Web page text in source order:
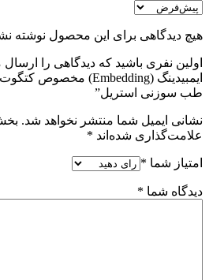
هیچ دیدگاهی برای این محصول نوشته
اولین نفری باشید که دیدگاهی را
طب سوزنی استریل”
نشانی ایمیل شما منتشر نخواهد شد.
علامت‌گذاری شده‌اند *
امتیاز شما *
دیدگاه شما *